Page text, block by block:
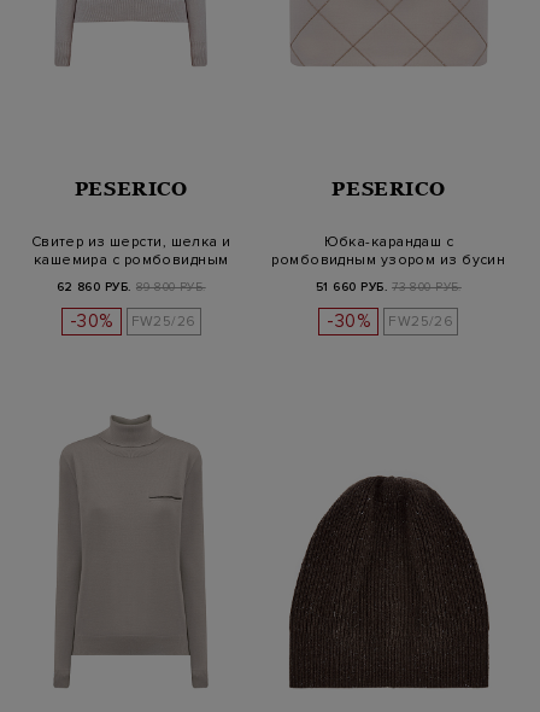
PESERICO
Свитер из шерсти, шелка и
кашемира с ромбовидным
62 860 РУБ. 89 800 РУБ.
-30% FW25/26
PESERICO
Юбка-карандаш с
ромбовидным узором из бусин
51 660 РУБ. 73 800 РУБ.
-30% FW25/26